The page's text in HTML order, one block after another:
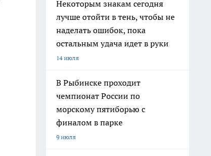
Некоторым знакам сегодня
лучше отойти в тень, чтобы не
наделать ошибок, пока
остальным удача идет в руки
14 июля
В Рыбинске проходит
чемпионат России по
морскому пятиборью с
финалом в парке
9 июля